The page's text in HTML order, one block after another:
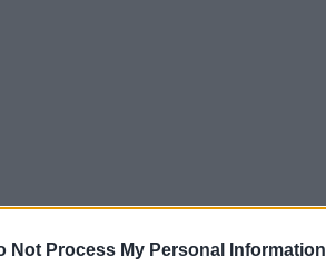
Not Process My Personal Information